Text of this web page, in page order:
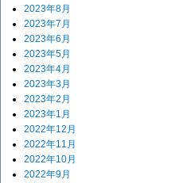
2023年8月
2023年7月
2023年6月
2023年5月
2023年4月
2023年3月
2023年2月
2023年1月
2022年12月
2022年11月
2022年10月
2022年9月